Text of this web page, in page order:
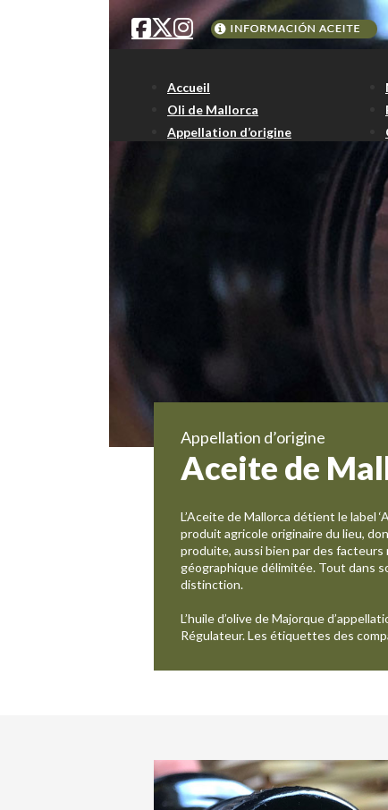
Accueil
Oli de Mallorca
Appellation d’origine
Appellation d’origine
Aceite de
L’Aceite de Mallorca détient le label
produit agricole originaire du lieu,
produite, aussi bien par des facteurs
géographique délimitée. Tout dans
distinction.
L’huile d’olive de Majorque
Régulateur. Les étiquettes des